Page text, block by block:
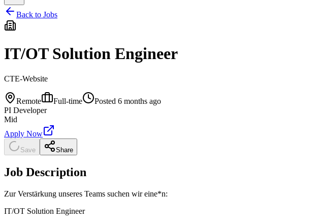
Back to Jobs
IT/OT Solution Engineer
CTE-Website
Remote Full-time Posted 6 months ago
PI Developer
Mid
Apply Now
Save Share
Job Description
Zur Verstärkung unseres Teams suchen wir eine*n:
IT/OT Solution Engineer